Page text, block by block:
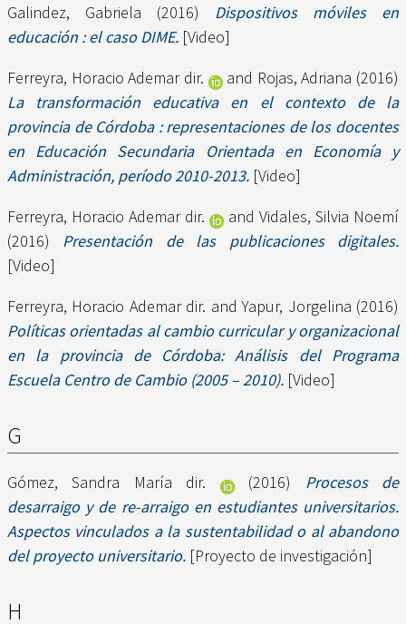
Galindez, Gabriela (2016) Dispositivos móviles en
educación : el caso DIME. [Video]
Ferreyra, Horacio Ademar dir.
and Rojas, Adriana (2016)
La transformación educativa en el contexto de la
provincia de Córdoba : representaciones de los docentes
en Educación Secundaria Orientada en Economía y
Administración, período 2010-2013. [Video]
Ferreyra, Horacio Ademar dir.
and Vidales, Silvia Noemí
(2016) Presentación de las publicaciones digitales.
[Video]
Ferreyra, Horacio Ademar dir. andYapur, Jorgelina (2016)
Políticas orientadas al cambio curricular y organizacional
en la provincia de Córdoba: Análisis del Programa
Escuela Centro de Cambio (2005 – 2010). [Video]
G
Gómez, Sandra María dir. (2016) Procesos de
desarraigo y de re-arraigo en estudiantes universitarios.
Aspectos vinculados a la sustentabilidad o al abandono
del proyecto universitario. [Proyecto de investigación]
H